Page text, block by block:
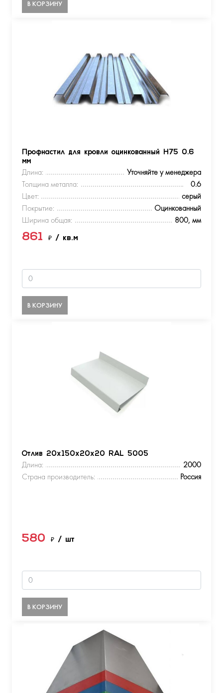
В КОРЗИНУ
Профнастил для кровли оцинкованный Н75 0.6
мм
Длина:
Уточняйте у менеджера
Толщина металла:
0.6
Цвет:
серый
Покрытие:
Оцинкованный
Ширина общая:
800, мм
861 ₽ / кв.м
В КОРЗИНУ
Отлив 20х150х20х20 RAL 5005
Длина:
2000
Страна производитель:
Россия
580 ₽ / шт
В КОРЗИНУ